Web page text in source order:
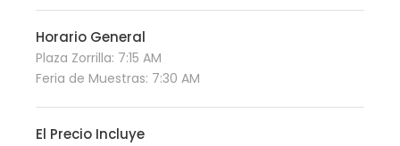
Horario General
Plaza Zorrilla: 7:15 AM
Feria de Muestras: 7:30 AM
El Precio Incluye